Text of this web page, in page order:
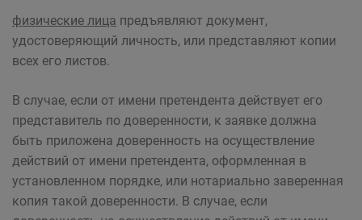
физические лица предъявляют документ,
удостоверяющий личность, или представляют копии
всех его листов.
В случае, если от имени претендента действует его
представитель по доверенности, к заявке должна
быть приложена доверенность на осуществление
действий от имени претендента, оформленная в
установленном порядке, или нотариально заверенная
копия такой доверенности. В случае, если